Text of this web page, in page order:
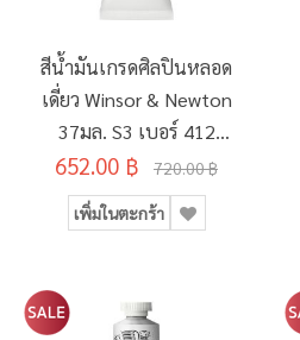
สีน้ำมันเกรดศิลปินหลอด
เดี่ยว Winsor & Newton
37มล. S3 เบอร์ 412
Mineral Green Deep
652.00 ฿ 720.00 ฿
เพิ่มในตะกร้า